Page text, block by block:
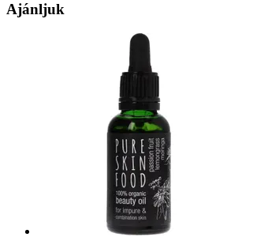
Ajánljuk